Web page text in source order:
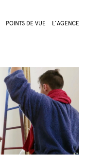
POINTS DE VUE L’AGENCE